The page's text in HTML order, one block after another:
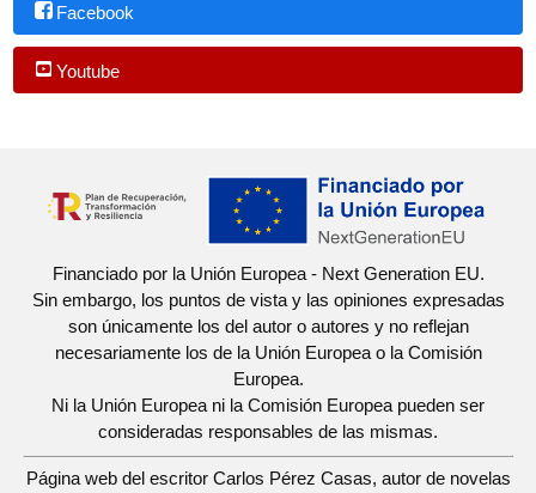
Facebook
Youtube
Financiado por la Unión Europea - Next Generation EU.
Sin embargo, los puntos de vista y las opiniones expresadas
son únicamente los del autor o autores y no reflejan
necesariamente los de la Unión Europea o la Comisión
Europea.
Ni la Unión Europea ni la Comisión Europea pueden ser
consideradas responsables de las mismas.
Página web del escritor Carlos Pérez Casas, autor de novelas